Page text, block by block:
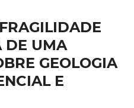
DE UMA
GEOLOGIA
E